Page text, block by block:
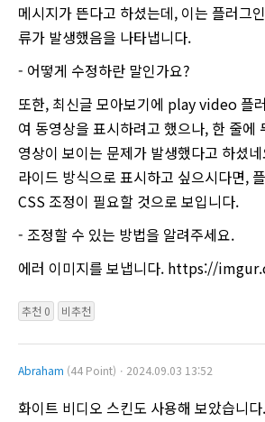
메시지가 뜬다고 하셨는데, 이는 플러그
류가 발생했음을 나타냅니다.
- 어떻게 수정하란 말인가요?
또한, 최신글 모아보기에 play video 플
여 동영상을 표시하려고 했으나, 한 줄에
영상이 보이는 문제가 발생했다고 하셨
라이드 방식으로 표시하고 싶으시다면,
CSS 조정이 필요할 것으로 보입니다.
- 조정할 수 있는 방법을 알려주세요.
에러 이미지를 보냅니다. https://
추천 0 비추천
Abraham (44 Point)ㆍ2024.09.03 13:52
화이트 비디오 스킨도 사용해 보았습니